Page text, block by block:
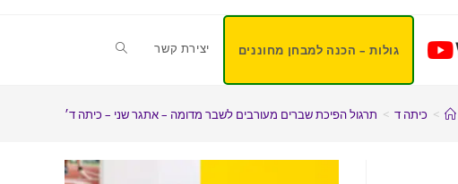
גולות – הכנה למבחן מחוננים יצירת קשר
> כיתה ד > תרגול הפיכת שברים מעורבים לשבר מדומה – אתגר שני – כיתה ד׳